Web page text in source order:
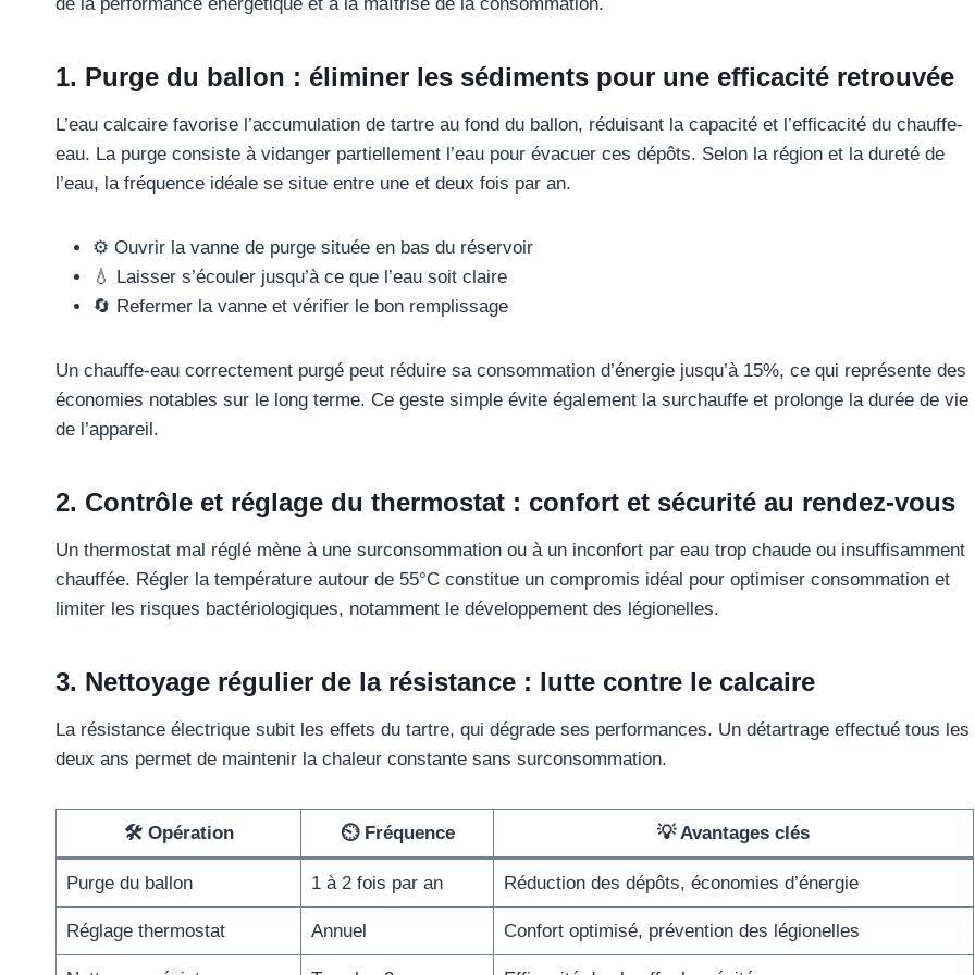
1. Purge du ballon : éliminer les sédiments pour une efficacité retrouvée
L’eau calcaire favorise l’accumulation de tartre au fond du ballon, réduisant la capacité et l’efficacité du chauffe-
eau. La purge consiste à vidanger partiellement l’eau pour évacuer ces dépôts. Selon la région et la dureté de
l’eau, la fréquence idéale se situe entre une et deux fois par an.
⚙️ Ouvrir la vanne de purge située en bas du réservoir
💧 Laisser s’écouler jusqu’à ce que l’eau soit claire
🔄 Refermer la vanne et vérifier le bon remplissage
Un chauffe-eau correctement purgé peut réduire sa consommation d’énergie jusqu’à 15%, ce qui représente des
économies notables sur le long terme. Ce geste simple évite également la surchauffe et prolonge la durée de vie
de l’appareil.
2. Contrôle et réglage du thermostat : confort et sécurité au rendez-vous
Un thermostat mal réglé mène à une surconsommation ou à un inconfort par eau trop chaude ou insuffisamment
chauffée. Régler la température autour de 55°C constitue un compromis idéal pour optimiser consommation et
limiter les risques bactériologiques, notamment le développement des légionelles.
3. Nettoyage régulier de la résistance : lutte contre le calcaire
La résistance électrique subit les effets du tartre, qui dégrade ses performances. Un détartrage effectué tous les
deux ans permet de maintenir la chaleur constante sans surconsommation.
🛠️ Opération ⏲️ Fréquence 💡 Avantages clés
Purge du ballon 1 à 2 fois par an Réduction des dépôts, économies d’énergie
Réglage thermostat Annuel Confort optimisé, prévention des légionelles